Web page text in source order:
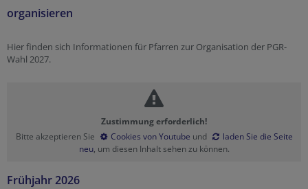
organisieren
Hier finden sich Informationen für Pfarren zur Organisation der PGR-
Wahl 2027.
Zustimmung erforderlich!
Bitte akzeptieren Sie
Cookies von Youtube und
laden Sie die Seite
neu, um diesen Inhalt sehen zu können.
Frühjahr 2026